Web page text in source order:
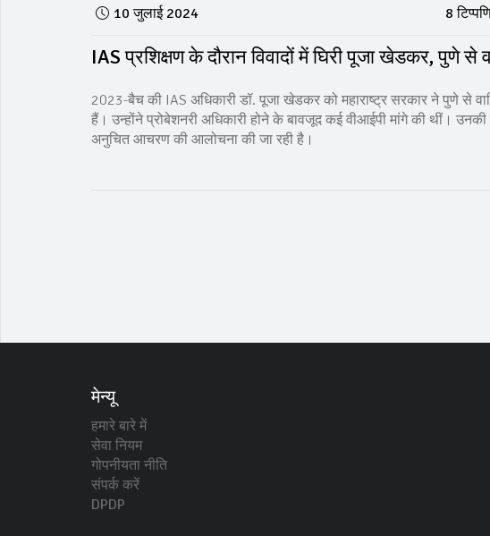
10 जुलाई 2024 8
IAS प्रशिक्षण के दौरान विवादों में घिरी पूजा खेडकर, पुणे से
2023-बैच की IAS अधिकारी डॉ. पूजा खेडकर को महाराष्ट्र सरकार ने पुणे से
हैं। उन्होंने प्रोबेशनरी अधिकारी होने के बावजूद कई वीआईपी मांगे की थीं।
अनुचित आचरण की आलोचना की जा रही है।
मेन्यू
हमारे बारे में
सेवा नियम
गोपनीयता नीति
संपर्क करें
DPDP